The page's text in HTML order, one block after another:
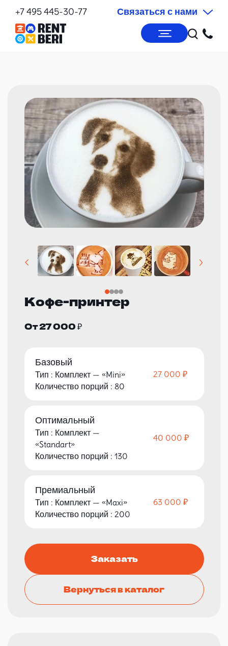
+7 495 445-30-77 Связаться с нами
Кофе-принтер
От 27 000 ₽
Базовый
Тип : Комплект — «Mini»
Количество порций : 80
27 000 ₽
Оптимальный
Тип : Комплект —
«Standart»
Количество порций : 130
40 000 ₽
Премиальный
Тип : Комплект — «Maxi»
Количество порций : 200
63 000 ₽
Заказать
Вернуться в каталог